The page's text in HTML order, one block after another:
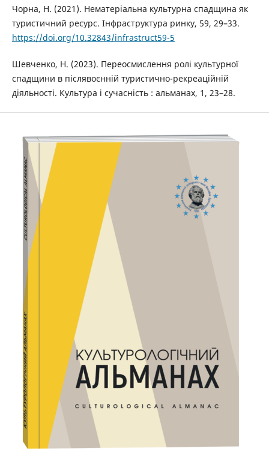
Чорна, Н. (2021). Нематеріальна культурна спадщина як
туристичний ресурс. Інфраструктура ринку, 59, 29–33.
https://doi.org/10.32843/infrastruct59-5
Шевченко, Н. (2023). Переосмислення ролі культурної
спадщини в післявоєнній туристично-рекреаційній
діяльності. Культура і сучасність : альманах, 1, 23–28.